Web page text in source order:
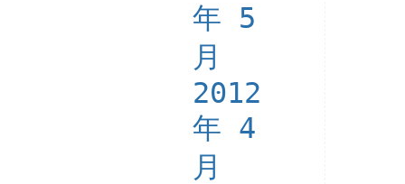
年 5
月
2012
年 4
月